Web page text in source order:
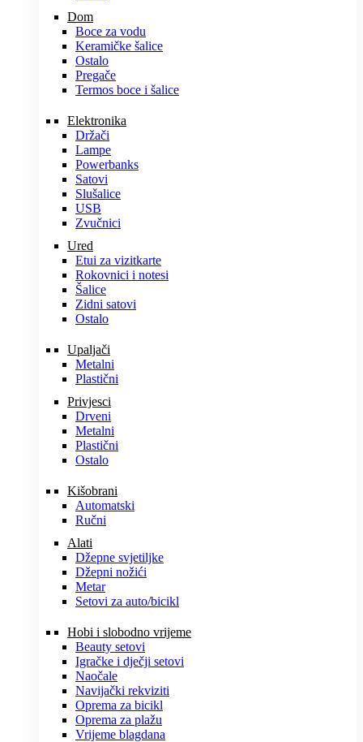
Dom
Boce za vodu
Keramičke šalice
Ostalo
Pregače
Termos boce i šalice
Elektronika
Držači
Lampe
Powerbanks
Satovi
Slušalice
USB
Zvučnici
Ured
Etui za vizitkarte
Rokovnici i notesi
Šalice
Zidni satovi
Ostalo
Upaljači
Metalni
Plastični
Privjesci
Drveni
Metalni
Plastični
Ostalo
Kišobrani
Automatski
Ručni
Alati
Džepne svjetiljke
Džepni nožići
Metar
Setovi za auto/bicikl
Hobi i slobodno vrijeme
Beauty setovi
Igračke i dječji setovi
Naočale
Navijački rekviziti
Oprema za bicikl
Oprema za plažu
Vrijeme blagdana